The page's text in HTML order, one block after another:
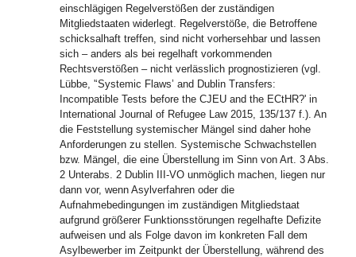
einschlägigen Regelverstößen der zuständigen
Mitgliedstaaten widerlegt. Regelverstöße, die Betroffene
schicksalhaft treffen, sind nicht vorhersehbar und lassen
sich – anders als bei regelhaft vorkommenden
Rechtsverstößen – nicht verlässlich prognostizieren (vgl.
Lübbe, ʹ‘Systemic Flaws’ and Dublin Transfers:
Incompatible Tests before the CJEU and the ECtHR?ʹ in
International Journal of Refugee Law 2015, 135/137 f.). An
die Feststellung systemischer Mängel sind daher hohe
Anforderungen zu stellen. Systemische Schwachstellen
bzw. Mängel, die eine Überstellung im Sinn von Art. 3 Abs.
2 Unterabs. 2 Dublin III-VO unmöglich machen, liegen nur
dann vor, wenn Asylverfahren oder die
Aufnahmebedingungen im zuständigen Mitgliedstaat
aufgrund größerer Funktionsstörungen regelhafte Defizite
aufweisen und als Folge davon im konkreten Fall dem
Asylbewerber im Zeitpunkt der Überstellung, während des